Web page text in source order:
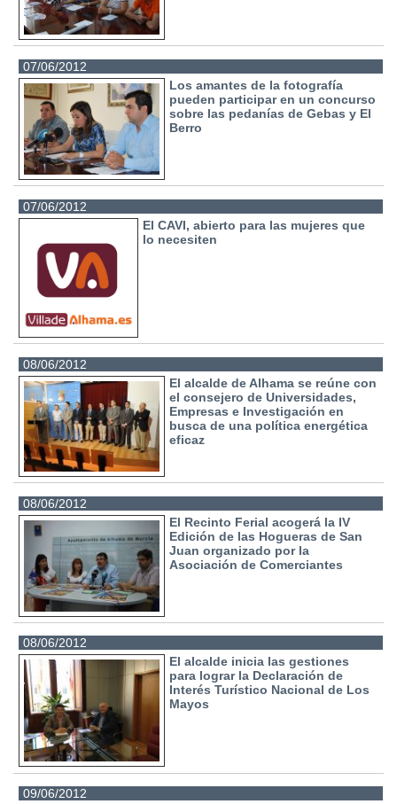
07/06/2012
Los amantes de la fotografía
pueden participar en un concurso
sobre las pedanías de Gebas y El
Berro
07/06/2012
El CAVI, abierto para las mujeres que
lo necesiten
08/06/2012
El alcalde de Alhama se reúne con
el consejero de Universidades,
Empresas e Investigación en
busca de una política energética
eficaz
08/06/2012
El Recinto Ferial acogerá la IV
Edición de las Hogueras de San
Juan organizado por la
Asociación de Comerciantes
08/06/2012
El alcalde inicia las gestiones
para lograr la Declaración de
Interés Turístico Nacional de Los
Mayos
09/06/2012